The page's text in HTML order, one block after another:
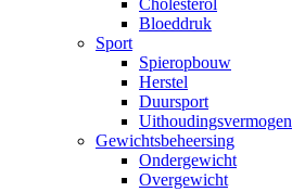
Cholesterol
Bloeddruk
Sport
Spieropbouw
Herstel
Duursport
Uithoudingsvermogen
Gewichtsbeheersing
Ondergewicht
Overgewicht